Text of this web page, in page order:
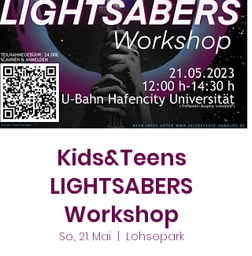
Kids&Teens
LIGHTSABERS
Workshop
So., 21. Mai
Lohsepark